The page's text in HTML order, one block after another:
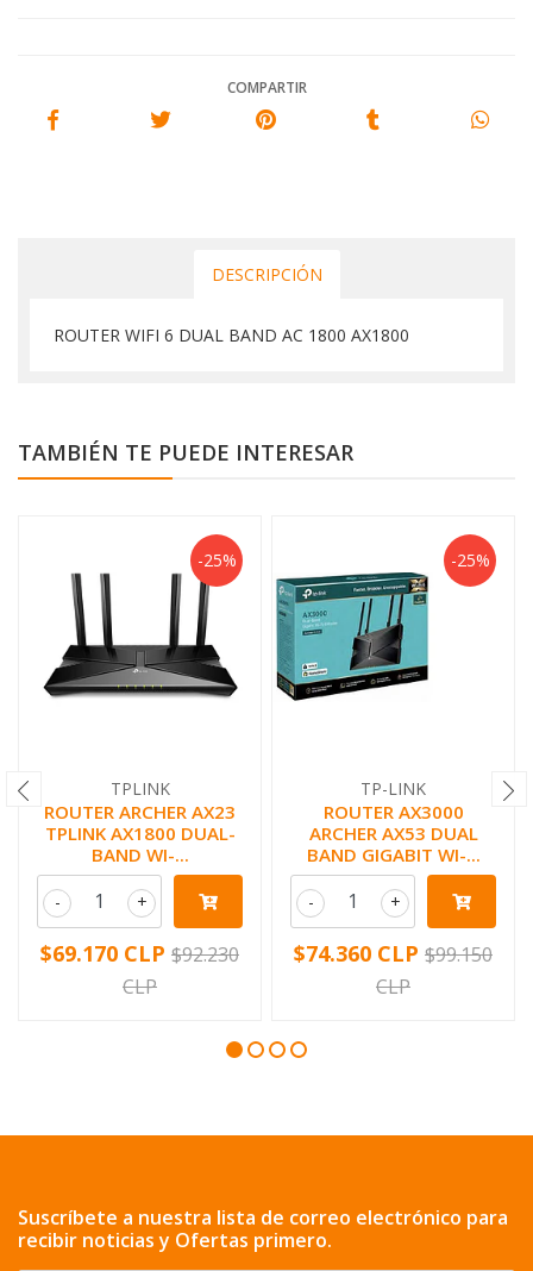
COMPARTIR
DESCRIPCIÓN
ROUTER WIFI 6 DUAL BAND AC 1800 AX1800
TAMBIÉN TE PUEDE INTERESAR
-25%
TPLINK
ROUTER ARCHER AX23
TPLINK AX1800 DUAL-
BAND WI-...
+
-
$69.170 CLP $92.230
CLP
-25%
TP-LINK
ROUTER AX3000
ARCHER AX53 DUAL
BAND GIGABIT WI-...
+
-
$74.360 CLP $99.150
CLP
Suscríbete a nuestra lista de correo electrónico para
recibir noticias y Ofertas primero.